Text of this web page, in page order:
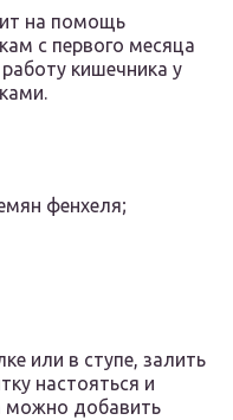
на помощь
с первого месяца
кишечника у
фенхеля;
или в ступе, залить
настояться и
можно добавить